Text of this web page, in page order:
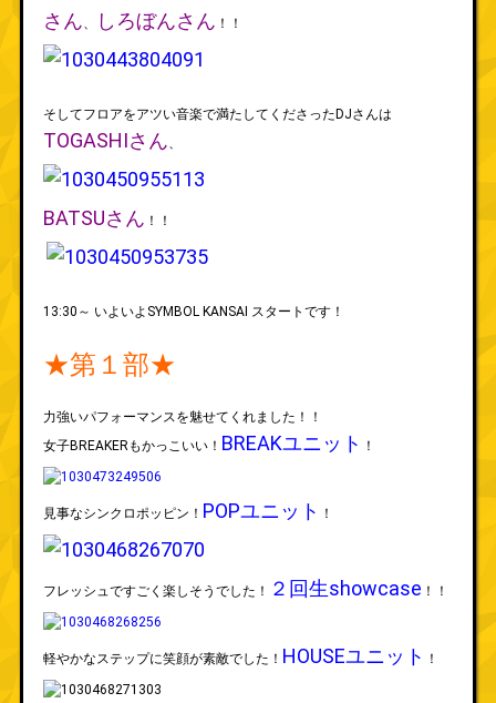
さん、 しろぼんさん ！！
そしてフロアをアツい音楽で満たしてくださったDJさんは
TOGASHIさん、
BATSUさん ！！
13:30～ いよいよSYMBOL KANSAI スタートです！
★第１部★
力強いパフォーマンスを魅せてくれました！！
女子BREAKERもかっこいい！ BREAKユニット ！
見事なシンクロポッピン！ POPユニット ！
フレッシュですごく楽しそうでした！ ２回生showcase ！！
軽やかなステップに笑顔が素敵でした！ HOUSEユニット ！